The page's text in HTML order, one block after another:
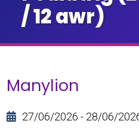
/ 12 awr)
Manylion
27/06/2026 - 28/06/